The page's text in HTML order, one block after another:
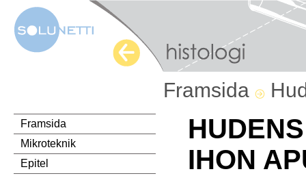
Framsida
Framsida
Mikroteknik
Epitel
IHON